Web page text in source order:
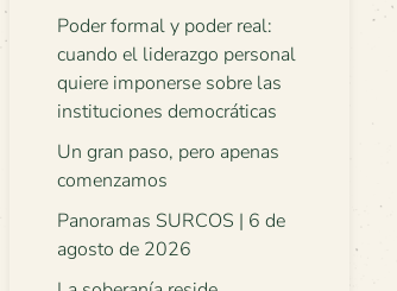
Poder formal y poder real:
cuando el liderazgo personal
quiere imponerse sobre las
instituciones democráticas
Un gran paso, pero apenas
comenzamos
Panoramas SURCOS | 6 de
agosto de 2026